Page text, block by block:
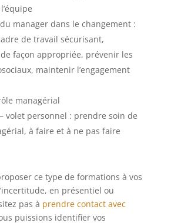
manager dans le changement :
de travail sécurisant,
façon appropriée, prévenir les
maintenir l’engagement
managérial
volet personnel : prendre soin de
à faire et à ne pas faire
ce type de formations à vos
en présentiel ou
pas à prendre contact avec
puissions identifier vos